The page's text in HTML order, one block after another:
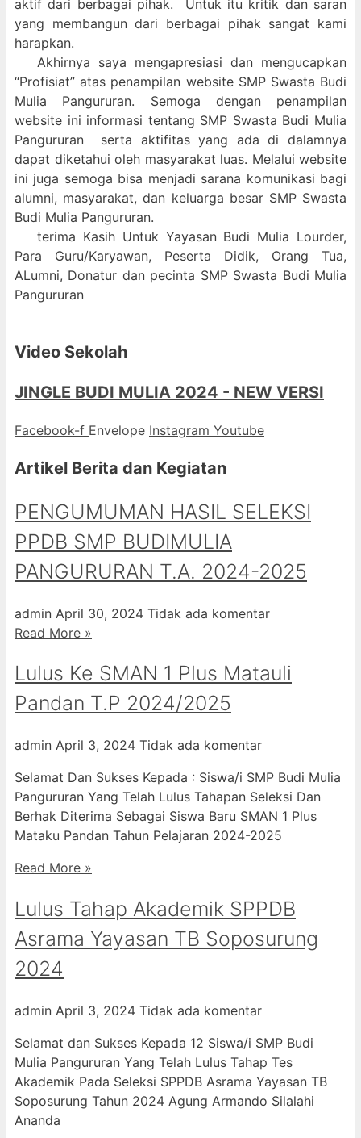
aktif dari berbagai pihak. Untuk itu kritik dan saran
yang membangun dari berbagai pihak sangat kami
harapkan.
Akhirnya saya mengapresiasi dan mengucapkan
“Profisiat” atas penampilan website SMP Swasta Budi
Mulia Pangururan. Semoga dengan penampilan
website ini informasi tentang SMP Swasta Budi Mulia
Pangururan serta aktifitas yang ada di dalamnya
dapat diketahui oleh masyarakat luas. Melalui website
ini juga semoga bisa menjadi sarana komunikasi bagi
alumni, masyarakat, dan keluarga besar SMP Swasta
Budi Mulia Pangururan.
terima Kasih Untuk Yayasan Budi Mulia Lourder,
Para Guru/Karyawan, Peserta Didik, Orang Tua,
ALumni, Donatur dan pecinta SMP Swasta Budi Mulia
Pangururan
Video Sekolah
JINGLE BUDI MULIA 2024 - NEW VERSI
Facebook-f Envelope Instagram Youtube
Artikel Berita dan Kegiatan
PENGUMUMAN HASIL SELEKSI
PPDB SMP BUDIMULIA
PANGURURAN T.A. 2024-2025
admin April 30, 2024 Tidak ada komentar
Read More »
Lulus Ke SMAN 1 Plus Matauli
Pandan T.P 2024/2025
admin April 3, 2024 Tidak ada komentar
Selamat Dan Sukses Kepada : Siswa/i SMP Budi Mulia
Pangururan Yang Telah Lulus Tahapan Seleksi Dan
Berhak Diterima Sebagai Siswa Baru SMAN 1 Plus
Mataku Pandan Tahun Pelajaran 2024-2025
Read More »
Lulus Tahap Akademik SPPDB
Asrama Yayasan TB Soposurung
2024
admin April 3, 2024 Tidak ada komentar
Selamat dan Sukses Kepada 12 Siswa/i SMP Budi
Mulia Pangururan Yang Telah Lulus Tahap Tes
Akademik Pada Seleksi SPPDB Asrama Yayasan TB
Soposurung Tahun 2024 Agung Armando Silalahi
⁠Ananda